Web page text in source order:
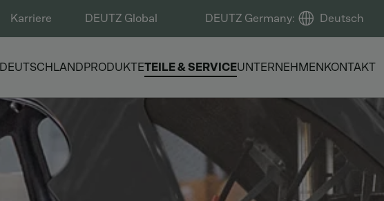
Karriere DEUTZ Global DEUTZ Germany: Deutsch
PRODUKTETEILE & SERVICEUNTERNEHMENKONTAKT